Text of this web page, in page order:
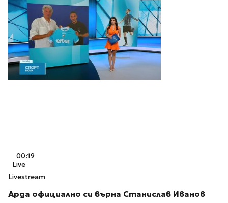
00:19
Live
Livestream
Арда официално си върна Станислав Иванов